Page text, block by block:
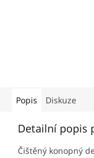
Popis Diskuze
Detailní popis
Čištěný konopný